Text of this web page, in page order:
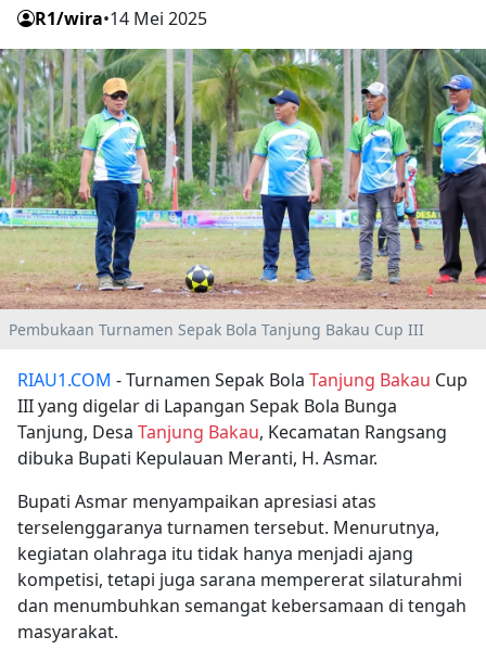
R1/wira•14 Mei 2025
Pembukaan Turnamen Sepak Bola Tanjung Bakau Cup III
RIAU1.COM - Turnamen Sepak Bola Tanjung Bakau Cup
III yang digelar di Lapangan Sepak Bola Bunga
Tanjung, Desa Tanjung Bakau, Kecamatan Rangsang
dibuka Bupati Kepulauan Meranti, H. Asmar.
Bupati Asmar menyampaikan apresiasi atas
terselenggaranya turnamen tersebut. Menurutnya,
kegiatan olahraga itu tidak hanya menjadi ajang
kompetisi, tetapi juga sarana mempererat silaturahmi
dan menumbuhkan semangat kebersamaan di tengah
masyarakat.